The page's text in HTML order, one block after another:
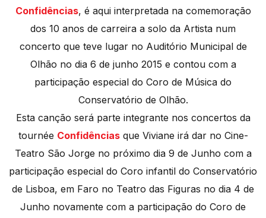
Confidências, é aqui interpretada na comemoração
dos 10 anos de carreira a solo da Artista num
concerto que teve lugar no Auditório Municipal de
Olhão no dia 6 de junho 2015 e contou com a
participação especial do Coro de Música do
Conservatório de Olhão.
Esta canção será parte integrante nos concertos da
tournée Confidênciasque Viviane irá dar no Cine-
Teatro São Jorge no próximo dia 9 de Junho com a
participação especial do Coro infantil do Conservatório
de Lisboa, em Faro no Teatro das Figuras no dia 4 de
Junho novamente com a participação do Coro de